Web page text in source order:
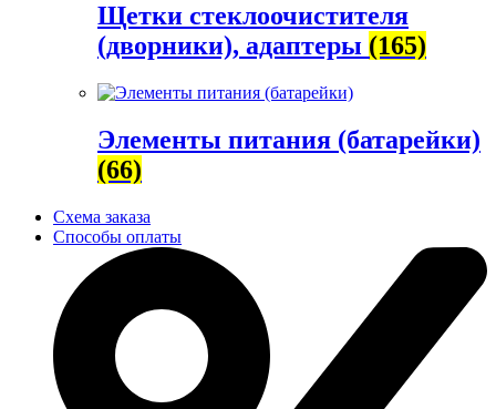
Щетки стеклоочистителя
(дворники), адаптеры (165)
Элементы питания (батарейки)
(66)
Схема заказа
Способы оплаты